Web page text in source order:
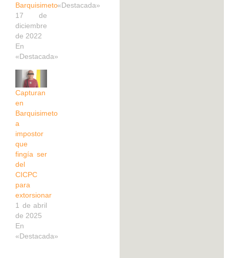
Barquisimeto
17 de
diciembre
de 2022
En
«Destacada»
«Destacada»
Capturan
en
Barquisimeto
a
impostor
que
fingía ser
del
CICPC
para
extorsionar
1 de abril
de 2025
En
«Destacada»